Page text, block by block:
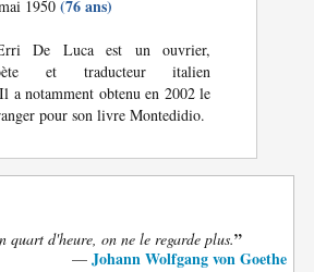
1950(76 ans)
De Luca est un ouvrier,
et traducteur italien
a notamment obtenu en 2002 le
pour son livre Montedidio.
quart d'heure, on ne le regarde plus.”
— Johann Wolfgang von Goethe